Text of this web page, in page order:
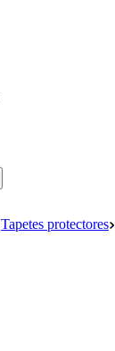
Tapetes protectores